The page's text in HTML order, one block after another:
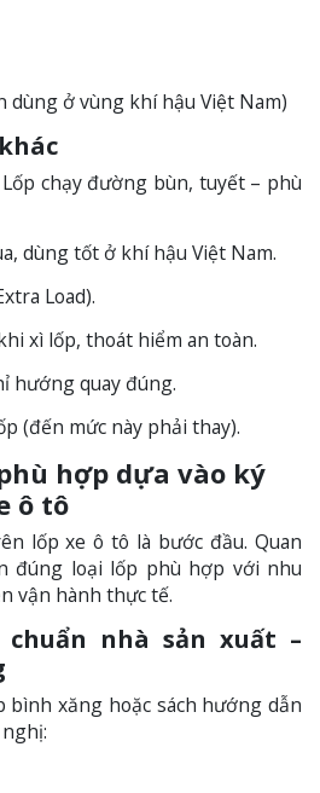
ở vùng khí hậu Việt Nam)
chạy đường bùn, tuyết – phù
dùng tốt ở khí hậu Việt Nam.
Load).
xì lốp, thoát hiểm an toàn.
hướng quay đúng.
(đến mức này phải thay).
hợp dựa vào ký
ô tô
lốp xe ô tô là bước đầu. Quan
đúng loại lốp phù hợp với nhu
vận hành thực tế.
nhà sản xuất –
bình xăng hoặc sách hướng dẫn